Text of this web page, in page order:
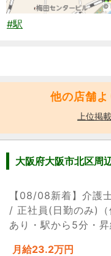
©
#駅
他の店舗
上位掲
大阪府大阪市北区周
【08/08新着】介護
/ 正社員(日勤のみ)（
あり・駅から5分・
月給23.2万円